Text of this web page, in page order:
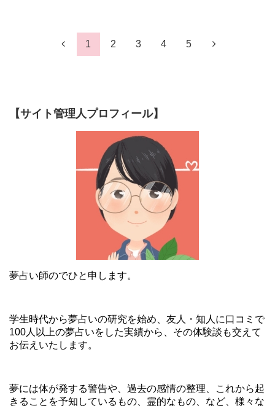
1 2 3 4 5
【サイト管理人プロフィール】
夢占い師のでひと申します。
学生時代から夢占いの研究を始め、友人・知人に口コミで
100人以上の夢占いをした実績から、その体験談も交えて
お伝えいたします。
夢には体が発する警告や、過去の感情の整理、これから起
きることを予知しているもの、霊的なもの、など、様々な